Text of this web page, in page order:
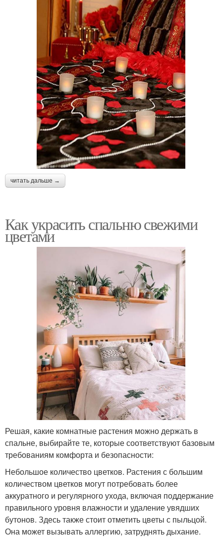
читать дальше →
Как украсить спальню свежими
цветами
Решая, какие комнатные растения можно держать в
спальне, выбирайте те, которые соответствуют базовым
требованиям комфорта и безопасности:
Небольшое количество цветков. Растения с большим
количеством цветков могут потребовать более
аккуратного и регулярного ухода, включая поддержание
правильного уровня влажности и удаление увядших
бутонов. Здесь также стоит отметить цветы с пыльцой.
Она может вызывать аллергию, затруднять дыхание.